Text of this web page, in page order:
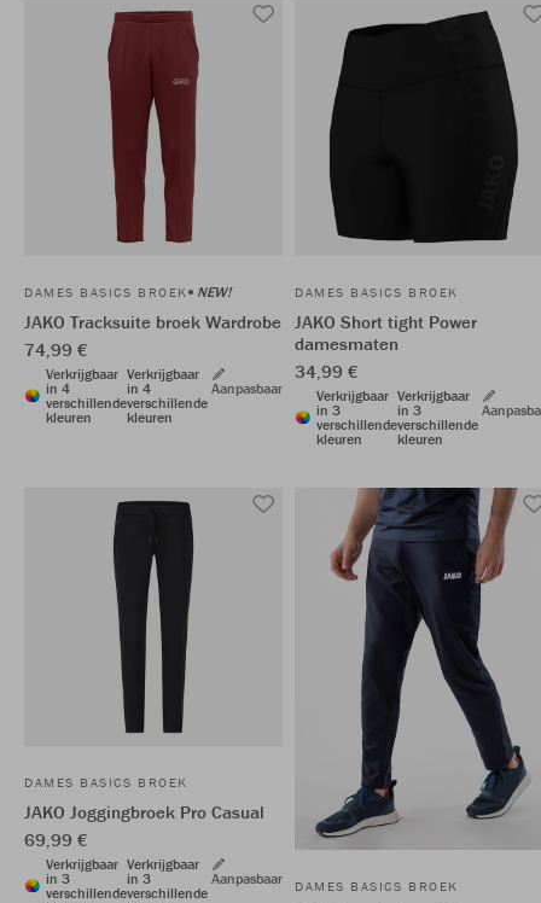
DAMES BASICS BROEK NEW!
JAKO Tracksuite broek Wardrobe
74,99 €
Verkrijgbaar
in 4
verschillende
kleuren
Verkrijgbaar
in 4
verschillende
kleuren
Aanpasbaar
DAMES BASICS BROEK
JAKO Short tight Power
damesmaten
34,99 €
Verkrijgbaar
in 3
verschillende
kleuren
Verkrijgbaar
in 3
verschillende
kleuren
DAMES BASICS BROEK
JAKO Joggingbroek Pro Casual
69,99 €
Verkrijgbaar
in 3
verschillende
Verkrijgbaar
in 3
verschillende
Aanpasbaar DAMES BASICS BROEK